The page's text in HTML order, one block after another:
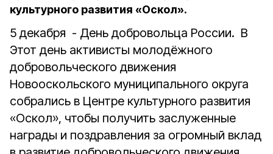
культурного развития «Оскол».
5 декабря - День добровольца России. В
Этот день активисты молодёжного
добровольческого движения
Новооскольского муниципального округа
собрались в Центре культурного развития
«Оскол», чтобы получить заслуженные
награды и поздравления за огромный вклад